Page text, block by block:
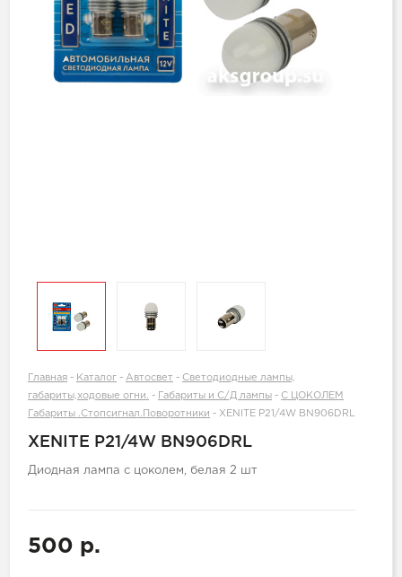
Главная - Каталог - Автосвет - Светодиодные лампы,
габариты,ходовые огни. - Габариты и С/Д лампы - С ЦОКОЛЕМ
Габариты .Стопсигнал.Поворотники - XENITE P21/4W BN906DRL
XENITE P21/4W BN906DRL
Диодная лампа с цоколем, белая 2 шт
500 р.